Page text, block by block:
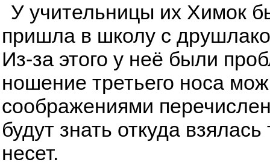
У учительницы их Химок
пришла в школу с
Из-за этого у неё были
ношение третьего носа
соображениями
будут знать откуда
несет.